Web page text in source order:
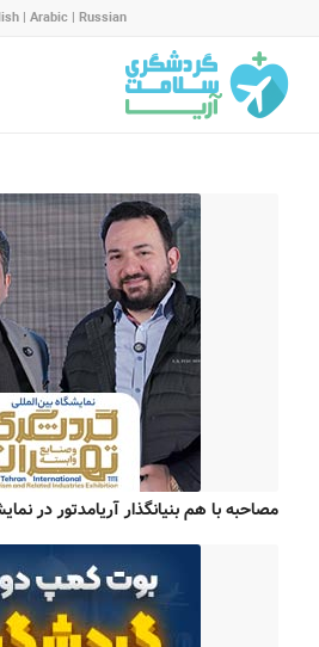
| Arabic | Russian
مصاحبه با هم بنیانگذار آریامدتور در